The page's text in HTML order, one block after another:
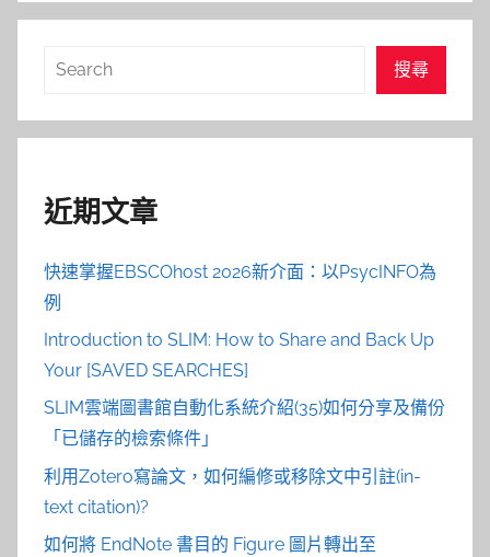
落
格搜
搜尋
近期文章
快速掌握EBSCOhost 2026新介面：以PsycINFO為
例
Introduction to SLIM: How to Share and Back Up
Your [SAVED SEARCHES]
SLIM雲端圖書館自動化系統介紹(35)如何分享及備份
「已儲存的檢索條件」
利用Zotero寫論文，如何編修或移除文中引註(in-
text citation)?
如何將 EndNote 書目的 Figure 圖片轉出至